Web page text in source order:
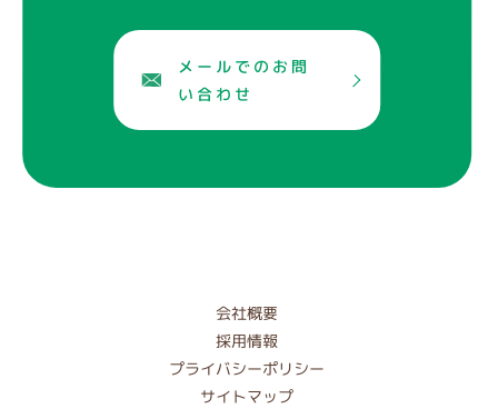
メールでのお問
い合わせ
会社概要
採用情報
プライバシーポリシー
サイトマップ